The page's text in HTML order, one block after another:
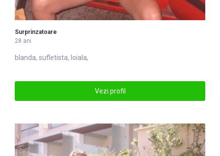
Surprinzatoare
28 ani
blanda, sufletista, loiala,
Vezi profil